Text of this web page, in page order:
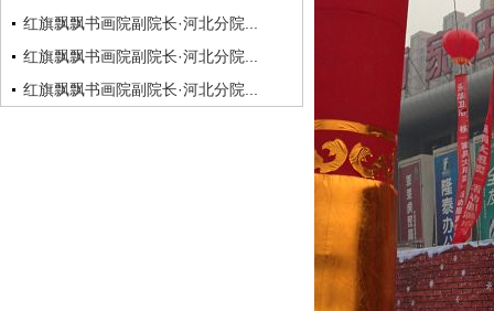
红旗飘飘书画院副院长·河北分院...
红旗飘飘书画院副院长·河北分院...
红旗飘飘书画院副院长·河北分院...